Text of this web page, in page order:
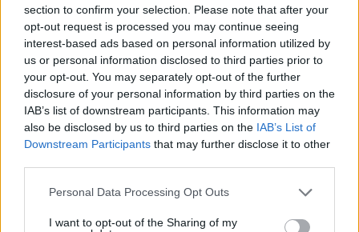
section to confirm your selection. Please note that after your
opt-out request is processed you may continue seeing
interest-based ads based on personal information utilized by
us or personal information disclosed to third parties prior to
your opt-out. You may separately opt-out of the further
disclosure of your personal information by third parties on the
IAB’s list of downstream participants. This information may
also be disclosed by us to third parties on the IAB’s List of
Downstream Participants that may further disclose it to other
Please note that this website/app uses one or more Google
not limited to your visit or usage behaviour. You may click to
Personal Data Processing Opt Outs
I want to opt-out of the Sharing of my
Η Λίλα Μπακλέση έφερε στον κόσμο το πρώτο
της παιδί, δείτε την ανάρτηση του συντρόφου της
περί... λαού και εξουσίας
07.08.2026, 22:23
Βάλθηκε να τρελάνει κόσμο ο Καντέρ:
συμπερίληψης και δηλώνει υποψήφιος